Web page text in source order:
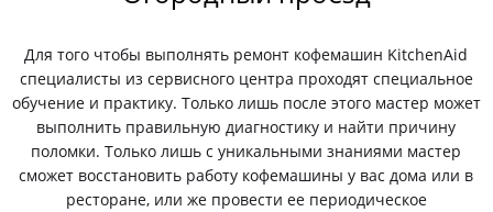
Для того чтобы выполнять ремонт кофемашин KitchenAid
специалисты из сервисного центра проходят специальное
обучение и практику. Только лишь после этого мастер может
выполнить правильную диагностику и найти причину
поломки. Только лишь с уникальными знаниями мастер
сможет восстановить работу кофемашины у вас дома или в
ресторане, или же провести ее периодическое